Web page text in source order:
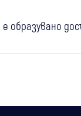
образувано